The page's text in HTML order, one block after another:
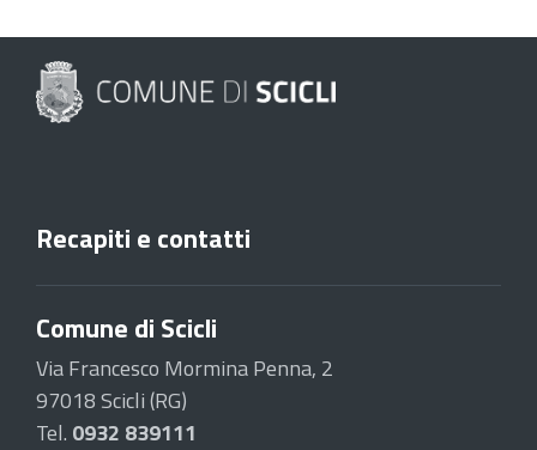
Recapiti e contatti
Comune di Scicli
Via Francesco Mormina Penna, 2
97018 Scicli (RG)
Tel. 0932 839111